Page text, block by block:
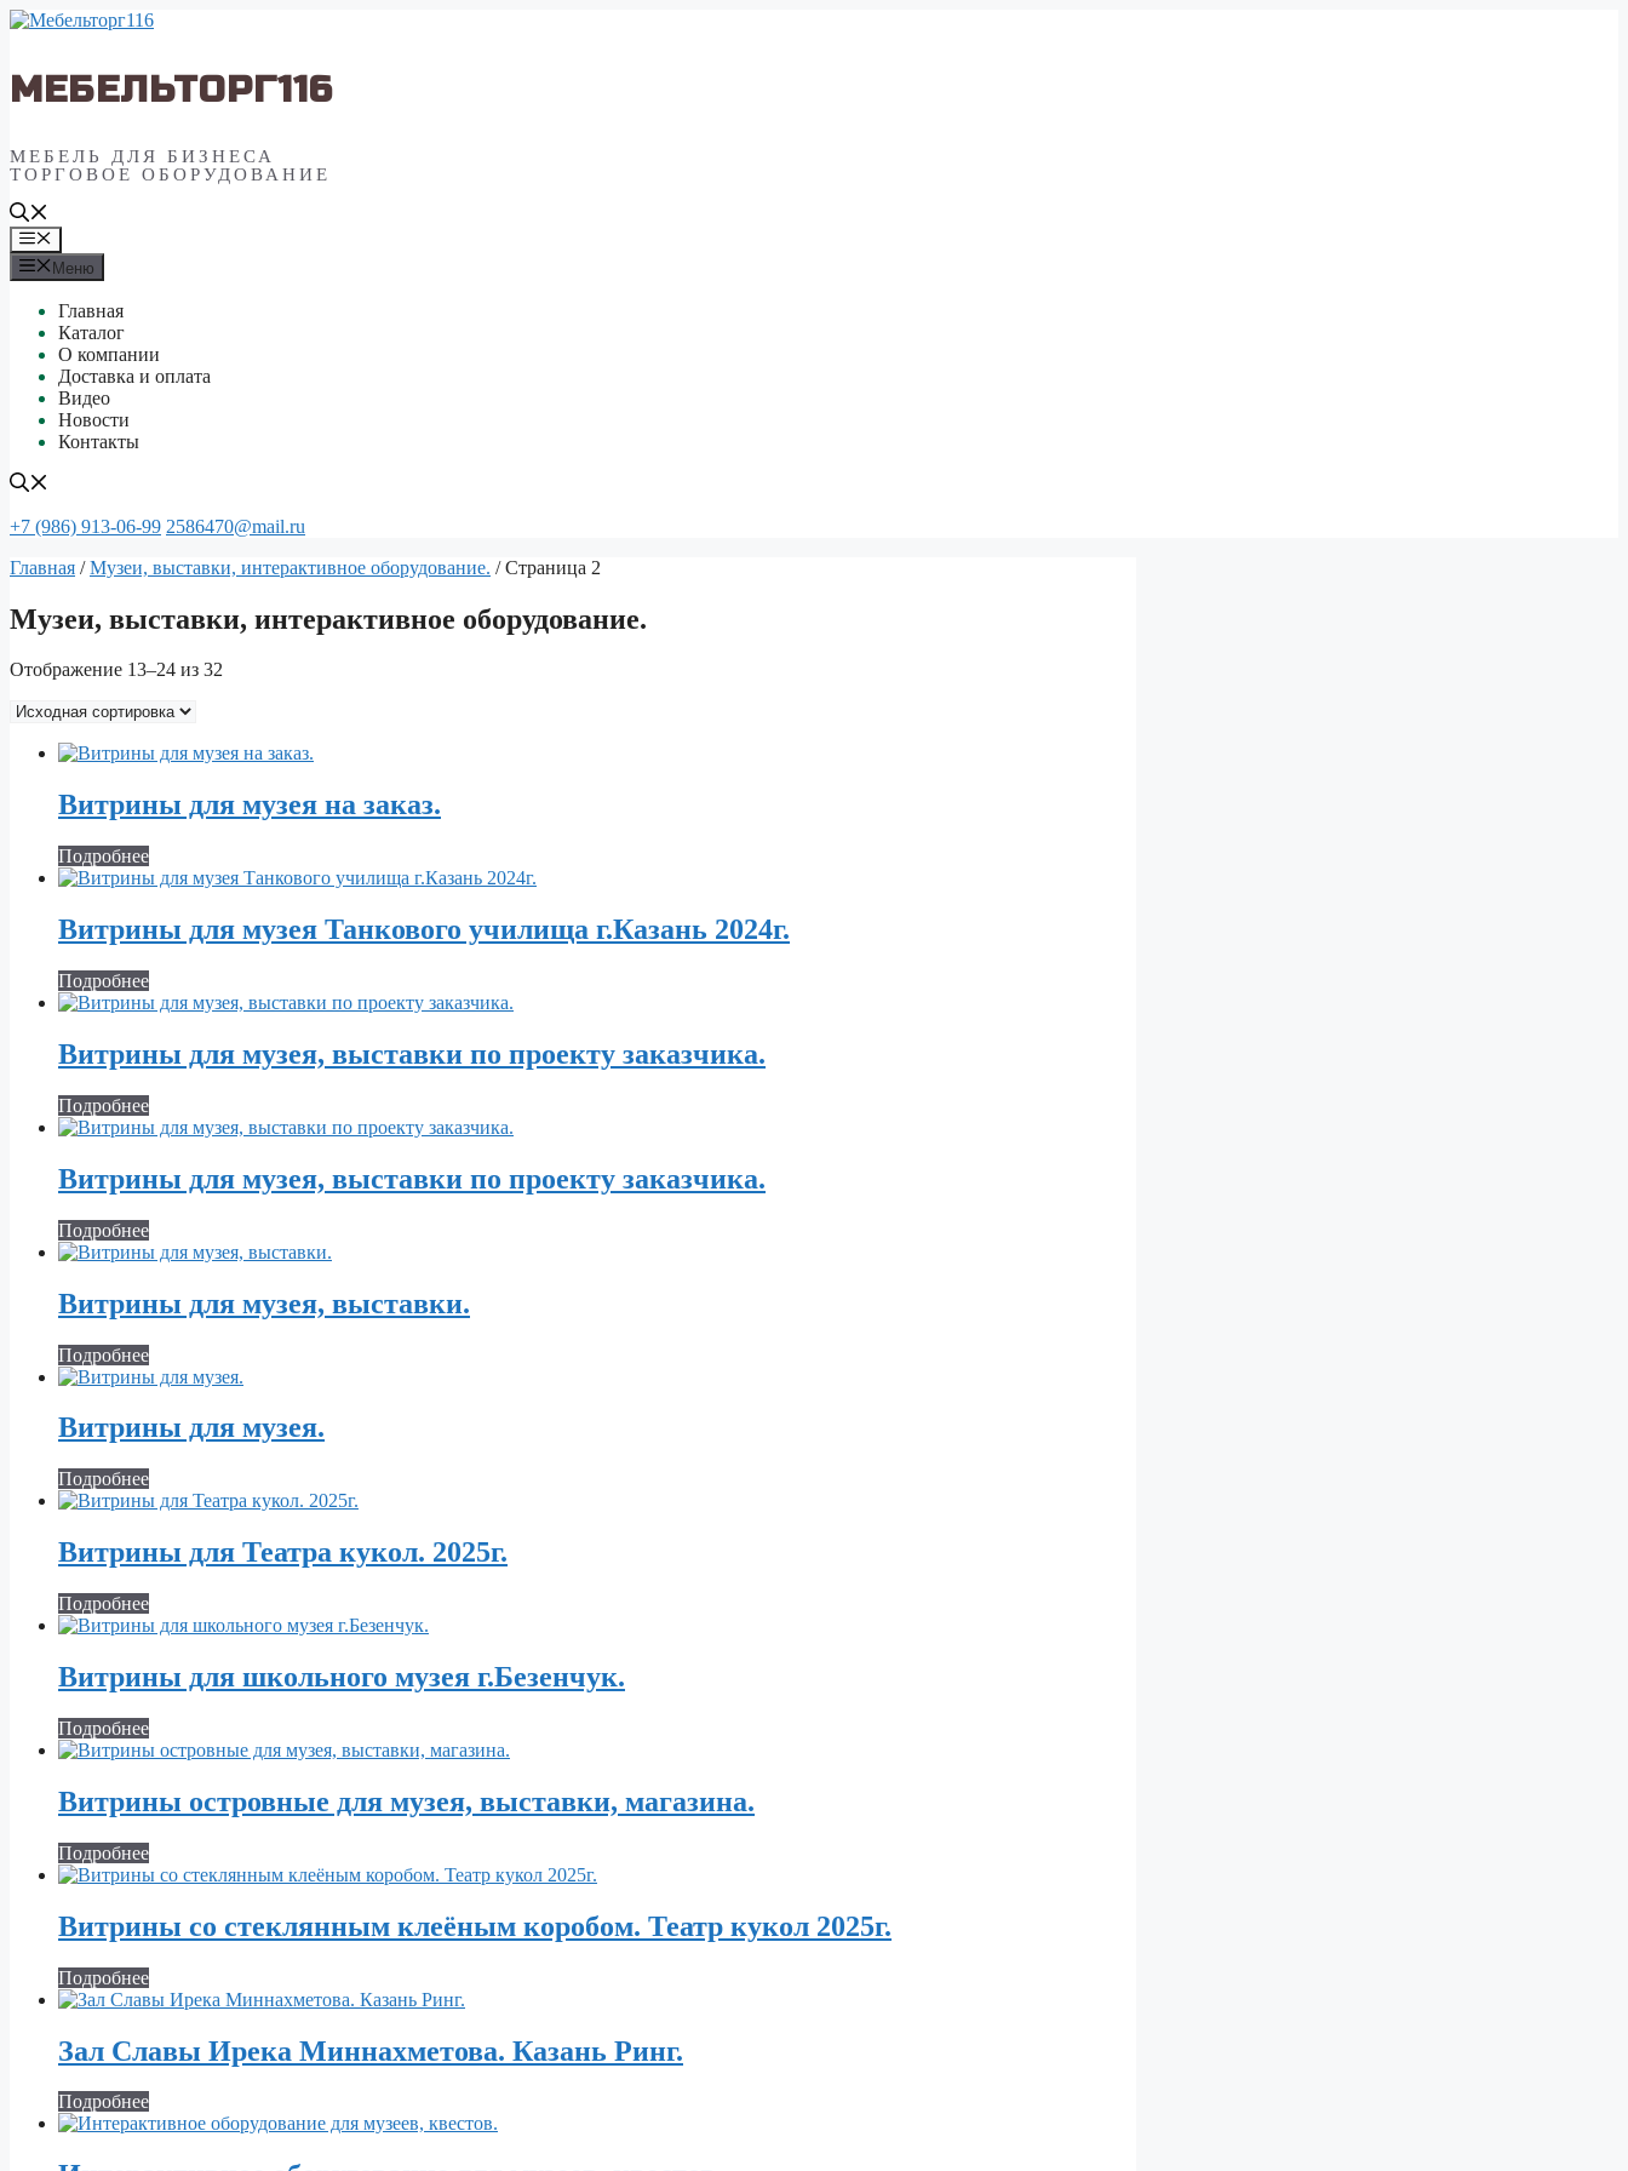
Перейти
МЕБЕЛЬТОРГ116
МЕБЕЛЬ ДЛЯ БИЗНЕСА
ТОРГОВОЕ ОБОРУДОВАНИЕ
Меню
Меню
Главная
Каталог
О компании
Доставка и оплата
Видео
Новости
Контакты
+7 (986) 913-06-99 2586470@mail.ru
Главная /Музеи, выставки, интерактивное оборудование. / Страница 2
Музеи, выставки, интерактивное оборудование.
Отображение 13–24 из 32
Витрины для музея на заказ.
Подробнее
Витрины для музея Танкового училища г.Казань 2024г.
Подробнее
Витрины для музея, выставки по проекту заказчика.
Подробнее
Витрины для музея, выставки по проекту заказчика.
Подробнее
Витрины для музея, выставки.
Подробнее
Витрины для музея.
Подробнее
Витрины для Театра кукол. 2025г.
Подробнее
Витрины для школьного музея г.Безенчук.
Подробнее
Витрины островные для музея, выставки, магазина.
Подробнее
Витрины со стеклянным клеёным коробом. Театр кукол 2025г.
Подробнее
Зал Славы Ирека Миннахметова. Казань Ринг.
Подробнее